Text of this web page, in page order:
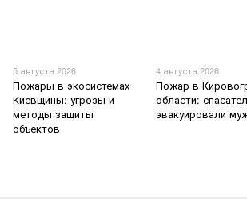
5 августа 2026
Пожары в экосистемах
Киевщины: угрозы и
методы защиты
объектов
4 августа 2026
Пожар в
области:
эвакуировали